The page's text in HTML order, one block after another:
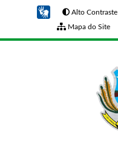
Alto Contraste
Mapa do Site